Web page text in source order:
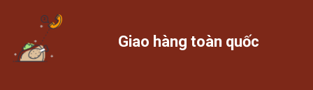
Giao hàng toàn quốc